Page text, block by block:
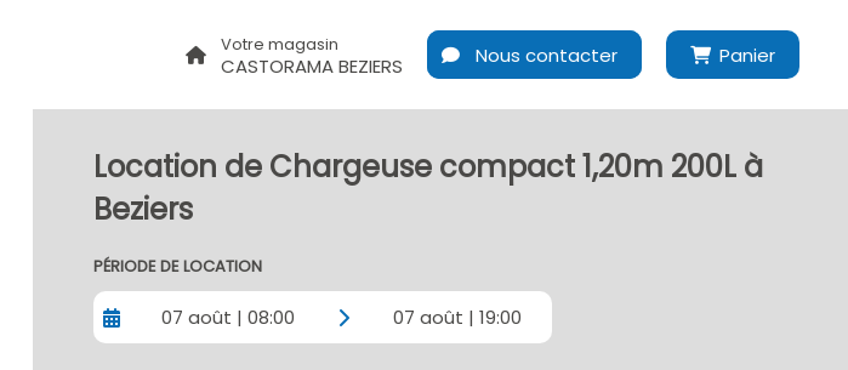
Votre magasin
CASTORAMA BEZIERS Nous contacter Panier
Location de Chargeuse compact 1,20m 200L à
Beziers
PÉRIODE DE LOCATION
07 août | 08:00 07 août | 19:00